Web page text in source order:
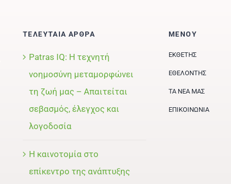
ΤΕΛΕΥΤΑΙΑ ΑΡΘΡΑ
Patras IQ: Η τεχνητή
νοημοσύνη μεταμορφώνει
τη ζωή μας – Απαιτείται
σεβασμός, έλεγχος και
λογοδοσία
Η καινοτομία στο
επίκεντρο της ανάπτυξης
ΜΕΝΟΥ
ΕΚΘΈΤΗΣ
ΕΘΕΛΟΝΤΉΣ
ΤΑ ΝΈΑ ΜΑΣ
ΕΠΙΚΟΙΝΩΝΊΑ